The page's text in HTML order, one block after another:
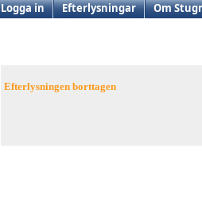
Logga in Efterlysningar Om
Efterlysningen borttagen